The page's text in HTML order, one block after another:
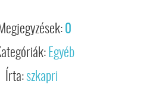
0
Egyéb
Írta:szkapri